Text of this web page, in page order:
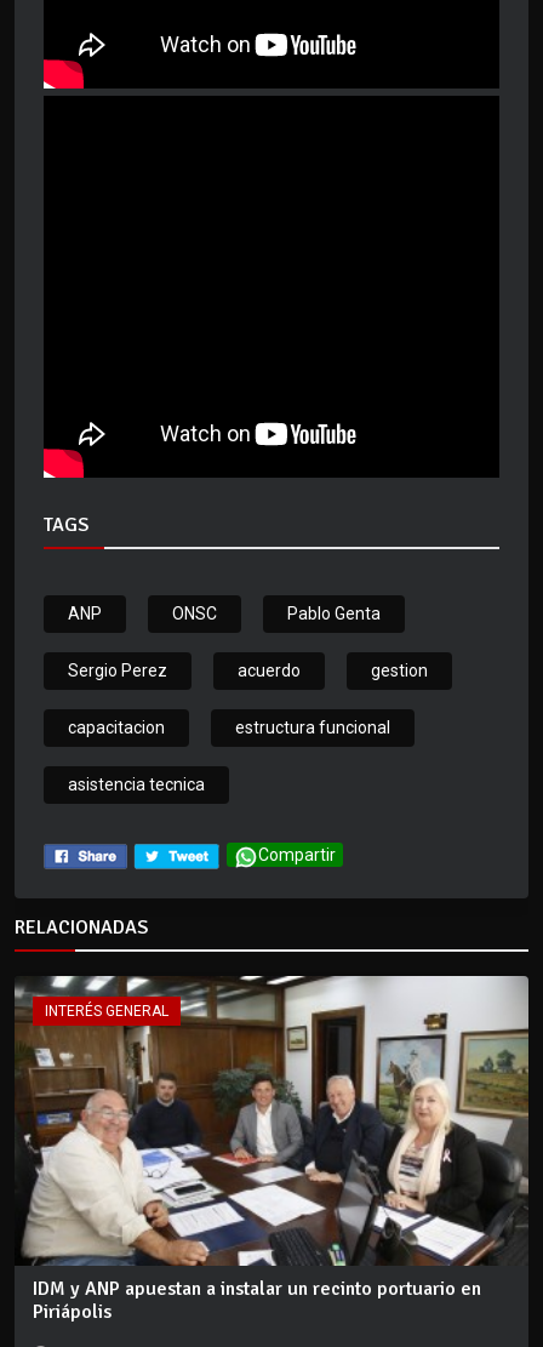
TAGS
ANP ONSC Pablo Genta
Sergio Perez acuerdo gestion
capacitacion estructura funcional
asistencia tecnica
Compartir
RELACIONADAS
INTERÉS GENERAL
IDM y ANP apuestan a instalar un recinto portuario en
Piriápolis